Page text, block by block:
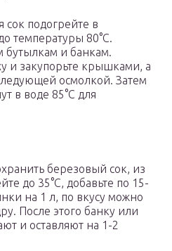
подогрейте в
температуры 80°С.
бутылкам и банкам.
и закупорьте крышками, а
осмолкой. Затем
в воде 85°С для
березовый сок, из
до 35°С, добавьте по 15-
на 1 л, по вкусу можно
После этого банку или
и оставляют на 1-2